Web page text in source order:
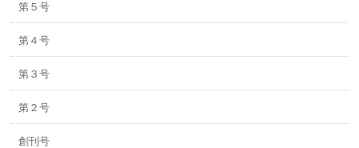
第５号
第４号
第３号
第２号
創刊号